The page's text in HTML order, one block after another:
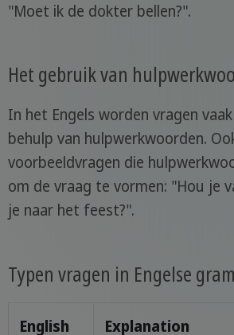
"Moet ik de dokter bellen?".
Het gebruik van
In het Engels worden vragen
behulp van hulpwerkwoorden.
voorbeeldvragen die
om de vraag te vormen: "Hou je
je naar het feest?".
Typen vragen in Engelse
English Explanation